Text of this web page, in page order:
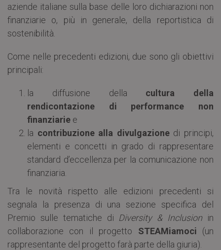
aziende italiane sulla base delle loro dichiarazioni non
finanziarie o, più in generale, della reportistica di
sostenibilità.
Come nelle precedenti edizioni, due sono gli obiettivi
principali:
la diffusione della cultura della
rendicontazione di performance non
finanziarie e
la contribuzione alla divulgazionedi principi,
elementi e concetti in grado di rappresentare
standard d’eccellenza per la comunicazione non
finanziaria.
Tra le novità rispetto alle edizioni precedenti si
segnala la presenza di una sezione specifica del
Premio sulle tematiche di Diversity & Inclusion in
collaborazione con il progetto STEAMiamoci (un
rappresentante del progetto farà parte della giuria).